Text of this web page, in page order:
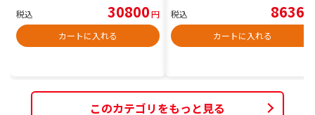
税込 30800円
カートに入れる
税込 8636
カートに入れる
このカテゴリをもっと見る